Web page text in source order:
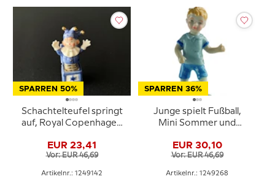
SPARREN 50%
Schachtelteufel springt
auf, Royal Copenhagen
EUR 23,41
Vor: EUR 46,69
Artikelnr.: 1249142
SPARREN 36%
Junge spielt Fußball,
Mini Sommer und
Copenhagen Figur Nr.
268
EUR 30,10
Vor: EUR 46,69
Artikelnr.: 1249268